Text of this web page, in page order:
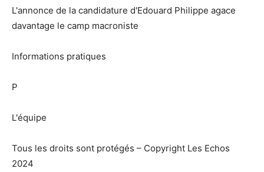
L'annonce de la candidature d'Edouard Philippe agace
davantage le camp macroniste
Informations pratiques
P
L'équipe
Tous les droits sont protégés – Copyright Les Echos
2024